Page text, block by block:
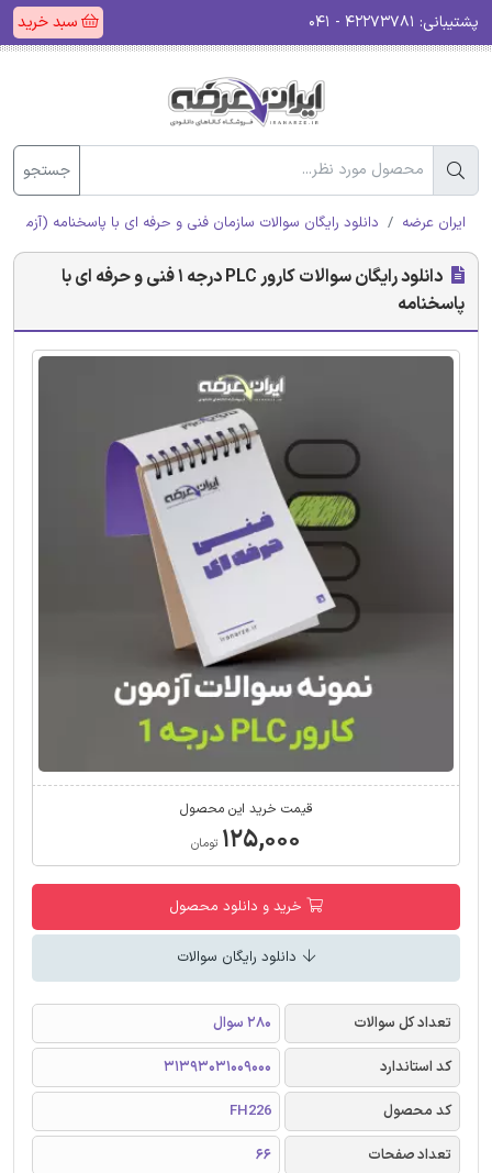
پشتیبانی: سبد خرید
جستجو
ایران عرضه دانلود رایگان سوالات سازمان فنی و حرفه ای با پاسخنامه (آزمون
دانلود رایگان سوالات کارور PLC درجه 1 فنی و حرفه ای با
پاسخنامه
قیمت خرید این محصول
۱۲۵,۰۰۰ تومان
خرید و دانلود محصول
دانلود رایگان سوالات
تعداد کل سوالات
280 سوال
کد استاندارد
31393031009000
کد محصول
FH226
تعداد صفحات
66